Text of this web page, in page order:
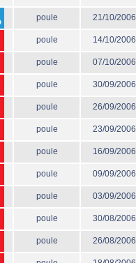
poule 21/10/2006
poule 14/10/2006
poule 07/10/2006
poule 30/09/2006
poule 26/09/2006
poule 23/09/2006
poule 16/09/2006
poule 09/09/2006
poule 03/09/2006
poule 30/08/2006
poule 26/08/2006